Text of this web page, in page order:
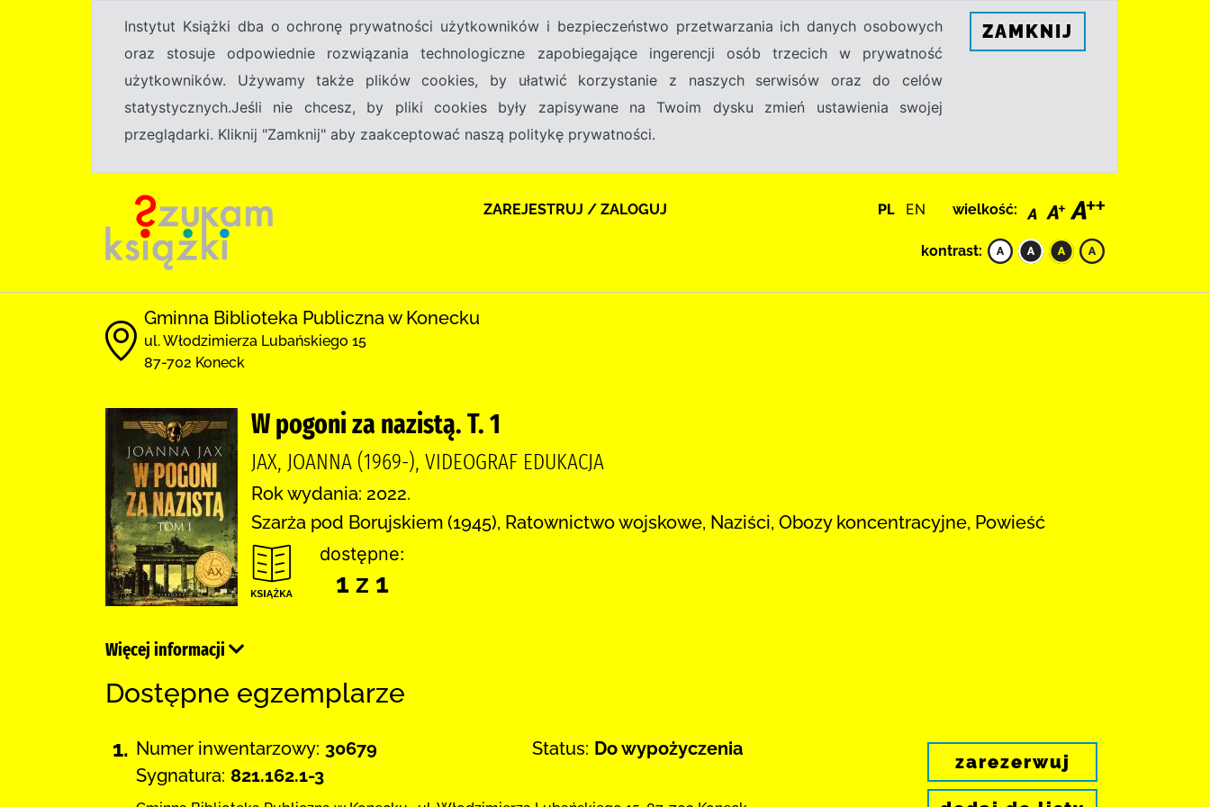
Instytut Książki dba o ochronę prywatności użytkowników i bezpieczeństwo przetwarzania ich danych osobowych
oraz stosuje odpowiednie rozwiązania technologiczne zapobiegające ingerencji osób trzecich w prywatność
użytkowników. Używamy także plików cookies, by ułatwić korzystanie z naszych serwisów oraz do celów
statystycznych.Jeśli nie chcesz, by pliki cookies były zapisywane na Twoim dysku zmień ustawienia swojej
przeglądarki. Kliknij "Zamknij" aby zaakceptować naszą politykę prywatności.
ZAMKNIJ
ZAREJESTRUJ / ZALOGUJ PL EN wielkość:
kontrast:
Gminna Biblioteka Publiczna w Konecku
ul. Włodzimierza Lubańskiego 15
87-702 Koneck
W pogoni za nazistą. T. 1
JAX, JOANNA (1969-), VIDEOGRAF EDUKACJA
Rok wydania: 2022.
Szarża pod Borujskiem (1945), Ratownictwo wojskowe, Naziści, Obozy koncentracyjne, Powieść
dostępne:
1 z 1
Więcej informacji
Dostępne egzemplarze
1. Numer inwentarzowy: 30679
Sygnatura: 821.162.1-3
Status: Do wypożyczenia
zarezerwuj